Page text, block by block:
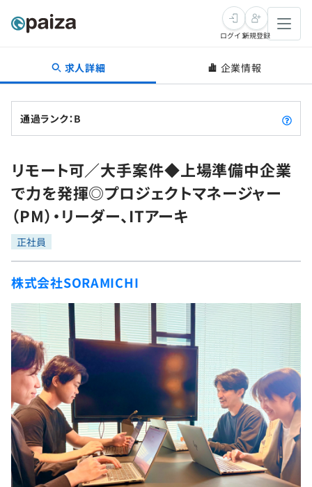
転職・キャリア
転職成功ガイド
転職エージェント
インタビュー
転職成功ガイド
新卒就活
求人検索
本選考
インターン
新卒エージェント
イベント・セミナー
インタビュー
就活成功ガイド
学習
問題集
4択課題
ナレッジ
リファレンス
プラン
個人向けプラン
法人向けプラン
プログラミング言語
評価結果一覧
再チャレンジ結果一覧
ゲーム・マンガ
Tech Team Journal
paiza times
note
paizaとは？
ログイン新規登録
求人詳細 企業情報
通過ランク：B
リモート可／大手案件◆上場準備中企業
で力を発揮◎プロジェクトマネージャー
（PM）・リーダー、ITアーキ
正社員
株式会社SORAMICHI